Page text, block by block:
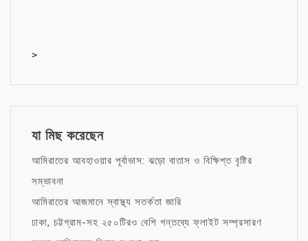
>
যা মিছ করেছেন
আমিরাতের আবহাওয়ার পূর্বাভাস: ঝড়ো বাতাস ও বিক্ষিপ্ত বৃষ্টির
সম্ভাবনা
আমিরাতের আজমানে স্বাস্থ্য সতর্কতা জারি
ঢাকা, চট্টগ্রাম-সহ ২৫০টিরও বেশি গন্তব্যে ফ্লাইট সম্প্রসারণ